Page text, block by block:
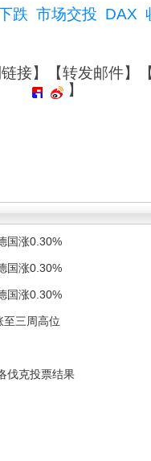
跌 市场交投 DAX
接】【转发邮件】
】
国涨0.30%
国涨0.30%
国涨0.30%
至三周高位
伐克投票结果